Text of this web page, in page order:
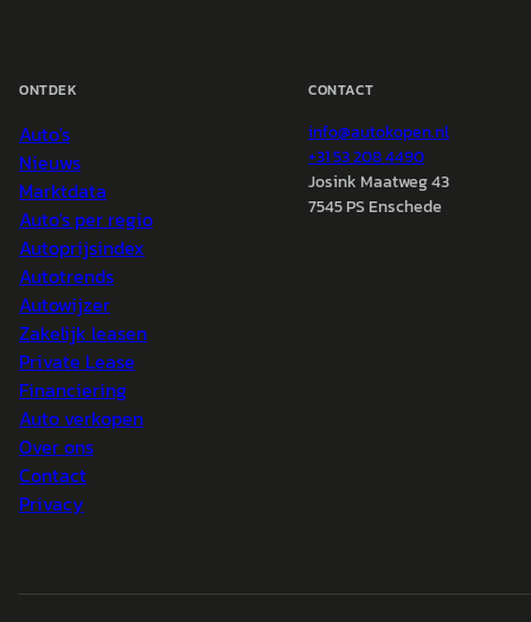
ONTDEK
Auto's
Nieuws
Marktdata
Auto's per regio
Autoprijsindex
Autotrends
Autowijzer
Zakelijk leasen
Private Lease
Financiering
Auto verkopen
Over ons
Contact
Privacy
CONTACT
info@autokopen.nl
+31 53 208 4490
Josink Maatweg 43
7545 PS Enschede